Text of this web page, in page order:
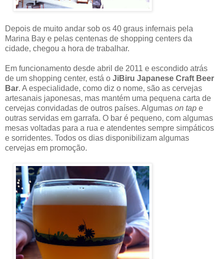
Depois de muito andar sob os 40 graus infernais pela
Marina Bay e pelas centenas de shopping centers da
cidade, chegou a hora de trabalhar.
Em funcionamento desde abril de 2011 e escondido atrás
de um shopping center, está o JiBiru Japanese Craft Beer
Bar. A especialidade, como diz o nome, são as cervejas
artesanais japonesas, mas mantém uma pequena carta de
cervejas convidadas de outros países. Algumas on tap e
outras servidas em garrafa. O bar é pequeno, com algumas
mesas voltadas para a rua e atendentes sempre simpáticos
e sorridentes. Todos os dias disponibilizam algumas
cervejas em promoção.